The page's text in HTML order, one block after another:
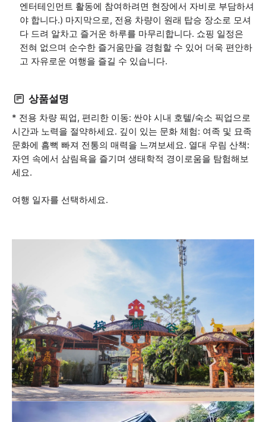
엔터테인먼트 활동에 참여하려면 현장에서 자비로 부담하셔
야 합니다.) 마지막으로, 전용 차량이 원래 탑승 장소로 모셔
다 드려 알차고 즐거운 하루를 마무리합니다. 쇼핑 일정은
전혀 없으며 순수한 즐거움만을 경험할 수 있어 더욱 편안하
고 자유로운 여행을 즐길 수 있습니다.
상품설명
* 전용 차량 픽업, 편리한 이동: 싼야 시내 호텔/숙소 픽업으로
시간과 노력을 절약하세요. 깊이 있는 문화 체험: 여족 및 묘족
문화에 흠뻑 빠져 전통의 매력을 느껴보세요. 열대 우림 산책:
자연 속에서 삼림욕을 즐기며 생태학적 경이로움을 탐험해보
세요.
여행 일자를 선택하세요.